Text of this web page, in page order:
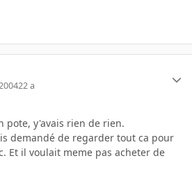
22 a
pote, y'avais rien de rien.
demandé de regarder tout ca pour
Et il voulait meme pas acheter de